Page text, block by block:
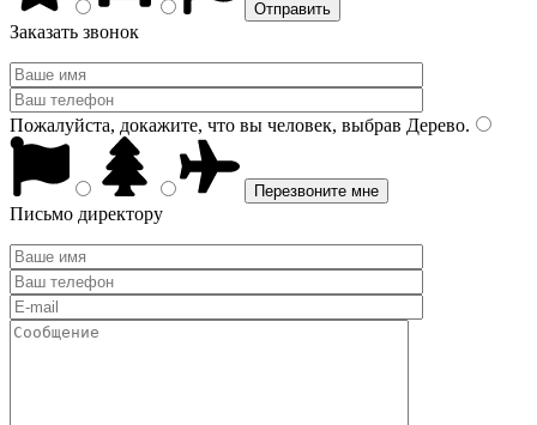
Заказать звонок
Пожалуйста, докажите, что вы человек, выбрав Дерево.
Письмо директору